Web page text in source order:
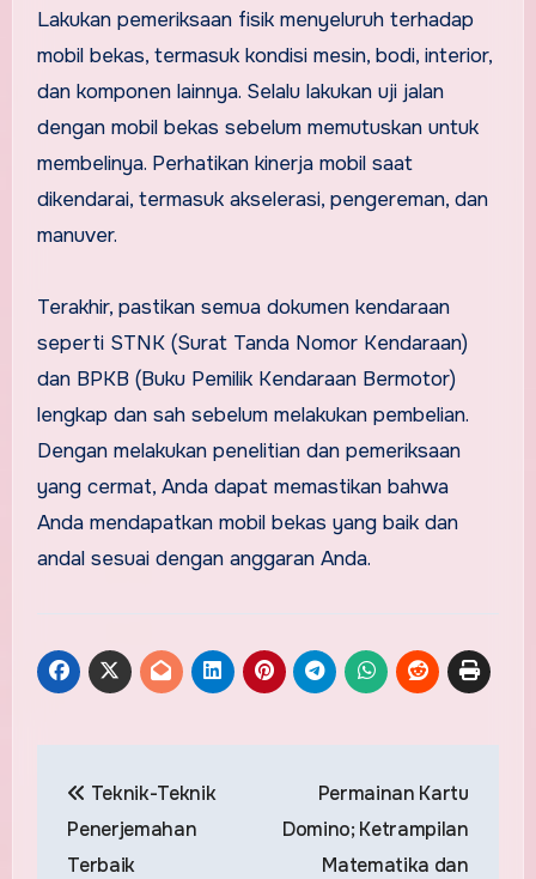
Lakukan pemeriksaan fisik menyeluruh terhadap
mobil bekas, termasuk kondisi mesin, bodi, interior,
dan komponen lainnya. Selalu lakukan uji jalan
dengan mobil bekas sebelum memutuskan untuk
membelinya. Perhatikan kinerja mobil saat
dikendarai, termasuk akselerasi, pengereman, dan
manuver.
Terakhir, pastikan semua dokumen kendaraan
seperti STNK (Surat Tanda Nomor Kendaraan)
dan BPKB (Buku Pemilik Kendaraan Bermotor)
lengkap dan sah sebelum melakukan pembelian.
Dengan melakukan penelitian dan pemeriksaan
yang cermat, Anda dapat memastikan bahwa
Anda mendapatkan mobil bekas yang baik dan
andal sesuai dengan anggaran Anda.
navigation
Teknik-Teknik
Penerjemahan
Terbaik
Permainan Kartu
Domino; Ketrampilan
Matematika dan